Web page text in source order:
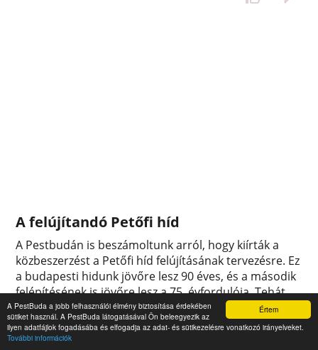
Értem
A PestBuda a jobb felhasználói élmény biztosítása érdekében
sütiket használ. A PestBuda látogatásával Ön beleegyezik az
ilyen adatfájlok fogadásába és elfogadja az adat- és sütikezelésre vonatkozó irányelveket.
További információk
A felújítandó Petőfi híd
A Pestbudán is beszámoltunk arról, hogy kiírták a
közbeszerzést a Petőfi híd felújításának tervezésre. Ez
a budapesti hidunk jövőre lesz 90 éves, és a második
felépítésének is jövőre lesz a 75. évfordulója. Tehát
nem egy fiatal hídról van szó, ráadásul évtizedekkel
ezelőtt, 1979-1980-ban esett át nagyobb mértékű
felújításon. A tervpályázat kiírásához kapcsolódva